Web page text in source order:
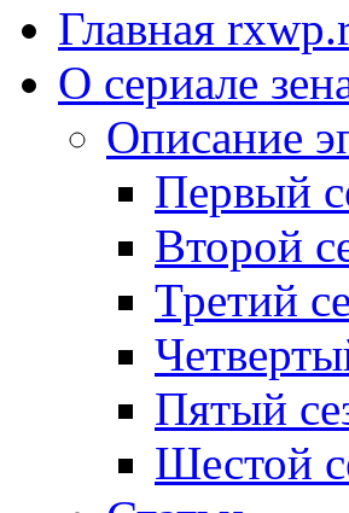
Главная
О сериале
Описание
Первый
Второй
Третий
Пятый
Шестой